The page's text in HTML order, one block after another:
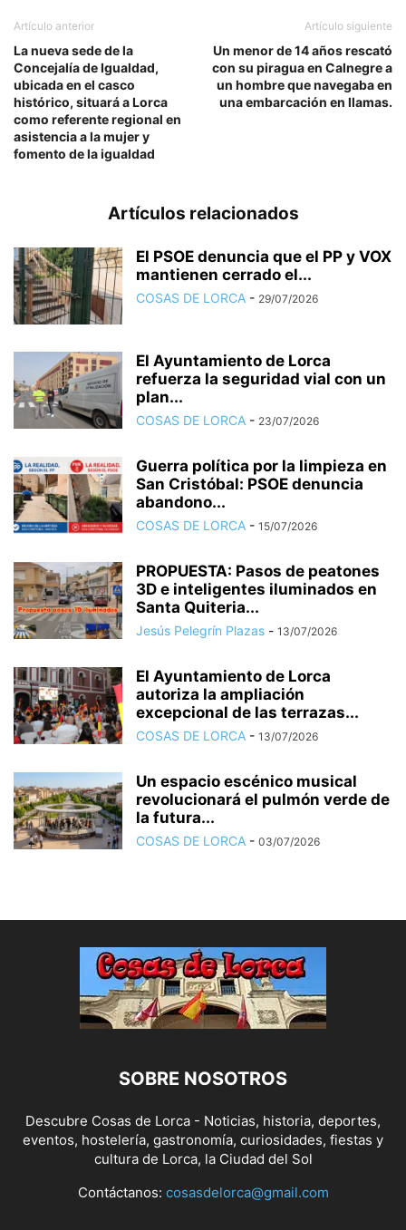
Artículo anterior
La nueva sede de la
Concejalía de Igualdad,
ubicada en el casco
histórico, situará a Lorca
como referente regional en
asistencia a la mujer y
fomento de la igualdad
Artículo siguiente
Un menor de 14 años rescató
con su piragua en Calnegre a
un hombre que navegaba en
una embarcación en llamas.
Artículos relacionados
El PSOE denuncia que el PP y VOX
mantienen cerrado el...
COSAS DE LORCA - 29/07/2026
El Ayuntamiento de Lorca
refuerza la seguridad vial con un
plan...
COSAS DE LORCA - 23/07/2026
Guerra política por la limpieza en
San Cristóbal: PSOE denuncia
abandono...
COSAS DE LORCA - 15/07/2026
PROPUESTA: Pasos de peatones
3D e inteligentes iluminados en
Santa Quiteria...
Jesús Pelegrín Plazas - 13/07/2026
El Ayuntamiento de Lorca
autoriza la ampliación
excepcional de las terrazas...
COSAS DE LORCA - 13/07/2026
Un espacio escénico musical
revolucionará el pulmón verde de
la futura...
COSAS DE LORCA - 03/07/2026
SOBRE NOSOTROS
Descubre Cosas de Lorca - Noticias, historia, deportes,
eventos, hostelería, gastronomía, curiosidades, fiestas y
cultura de Lorca, la Ciudad del Sol
Contáctanos: cosasdelorca@gmail.com